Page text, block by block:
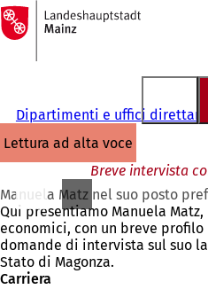
Vai al contenuto
Alla
pagina
iniziale
Dipartimenti e uffici
lettura ad alta voce
Breve intervista
Manuela Matz nel suo posto
Qui presentiamo Manuela
economici, con un breve profilo
domande di intervista sul suo
Stato di Magonza.
Carriera